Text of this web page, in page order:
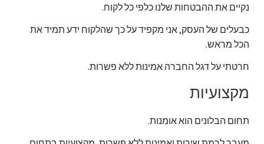
נקיים את ההבטחות שלנו כלפי כל לקוח.
כבעלים של העסק, אני מקפיד על כך שהלקוח ידע תמיד את
הכל מראש.
חרטתי על דגל החברה אמינות ללא פשרות.
מקצועיות
תחום הבלונים הוא אומנות.